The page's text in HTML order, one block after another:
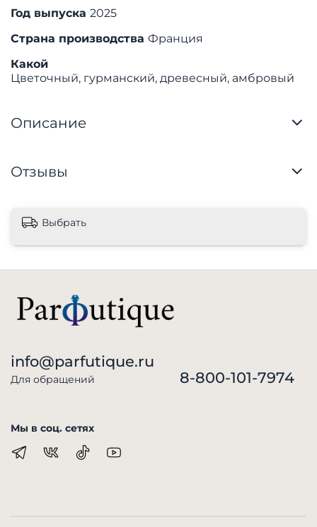
Год выпуска 2025
Страна производства Франция
Какой
Цветочный, гурманский, древесный, амбровый
Описание
Отзывы
Выбрать
info@parfutique.ru
Для обращений 8-800-101-7974
Мы в соц. сетях